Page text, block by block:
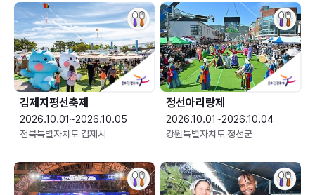
김제지평선축제
2026.10.01~2026.10.05
전북특별자치도 김제시
정선아리랑제
2026.10.01~2026.10.04
강원특별자치도 정선군